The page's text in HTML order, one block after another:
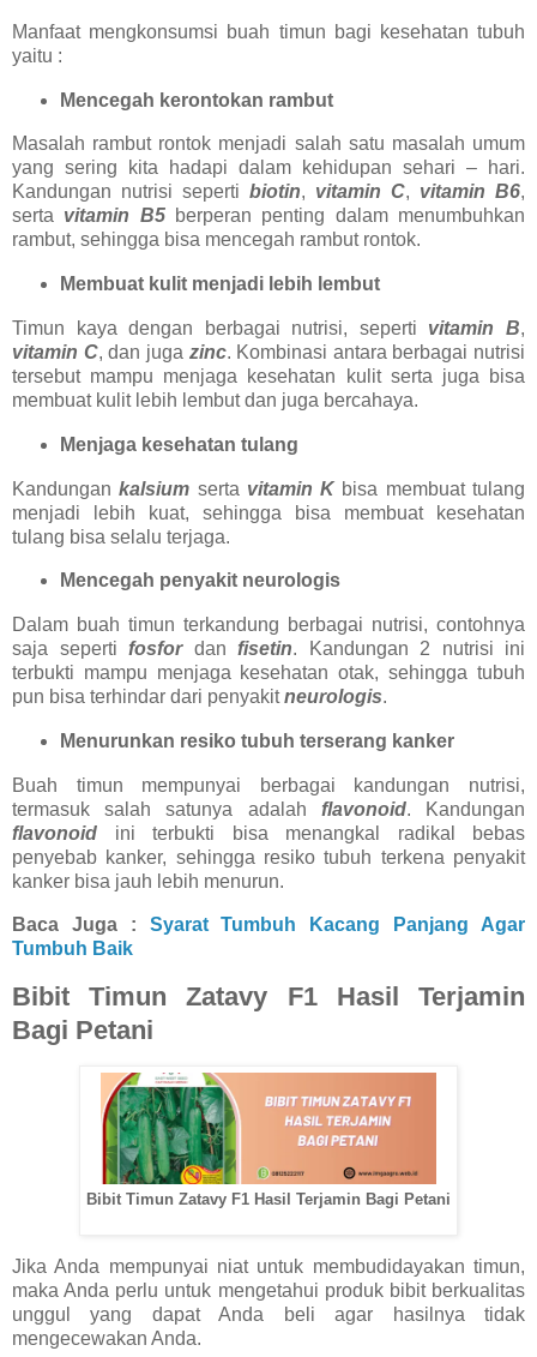
Manfaat mengkonsumsi buah timun bagi kesehatan tubuh
yaitu :
Mencegah kerontokan rambut
Masalah rambut rontok menjadi salah satu masalah umum
yang sering kita hadapi dalam kehidupan sehari – hari.
Kandungan nutrisi seperti biotin, vitamin C, vitamin B6,
serta vitamin B5berperan penting dalam menumbuhkan
rambut, sehingga bisa mencegah rambut rontok.
Membuat kulit menjadi lebih lembut
Timun kaya dengan berbagai nutrisi, seperti vitamin B,
vitamin C, dan juga zinc. Kombinasi antara berbagai nutrisi
tersebut mampu menjaga kesehatan kulit serta juga bisa
membuat kulit lebih lembut dan juga bercahaya.
Menjaga kesehatan tulang
Kandungankalsium serta vitamin K bisa membuat tulang
menjadi lebih kuat, sehingga bisa membuat kesehatan
tulang bisa selalu terjaga.
Mencegah penyakit neurologis
Dalam buah timun terkandung berbagai nutrisi, contohnya
saja seperti fosfordan fisetin. Kandungan 2 nutrisi ini
terbukti mampu menjaga kesehatan otak, sehingga tubuh
pun bisa terhindar dari penyakitneurologis.
Menurunkan resiko tubuh terserang kanker
Buah timun mempunyai berbagai kandungan nutrisi,
termasuk salah satunya adalah flavonoid. Kandungan
flavonoid ini terbukti bisa menangkal radikal bebas
penyebab kanker, sehingga resiko tubuh terkena penyakit
kanker bisa jauh lebih menurun.
Baca Juga : Syarat Tumbuh Kacang Panjang Agar
Tumbuh Baik
Bibit Timun Zatavy F1 Hasil Terjamin
Bagi Petani
Bibit Timun Zatavy F1 Hasil Terjamin Bagi Petani
Jika Anda mempunyai niat untuk membudidayakan timun,
maka Anda perlu untuk mengetahui produk bibit berkualitas
unggul yang dapat Anda beli agar hasilnya tidak
mengecewakan Anda.